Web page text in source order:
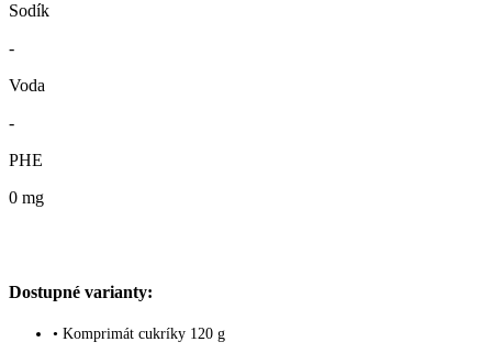
Sodík
-
Voda
-
PHE
0 mg
Dostupné varianty:
• Komprimát cukríky 120 g